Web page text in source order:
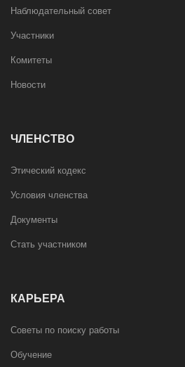
Наблюдательный совет
Участники
Комитеты
Новости
ЧЛЕНСТВО
Этический кодекс
Условия членства
Документы
Стать участником
КАРЬЕРА
Советы по поиску работы
Обучение